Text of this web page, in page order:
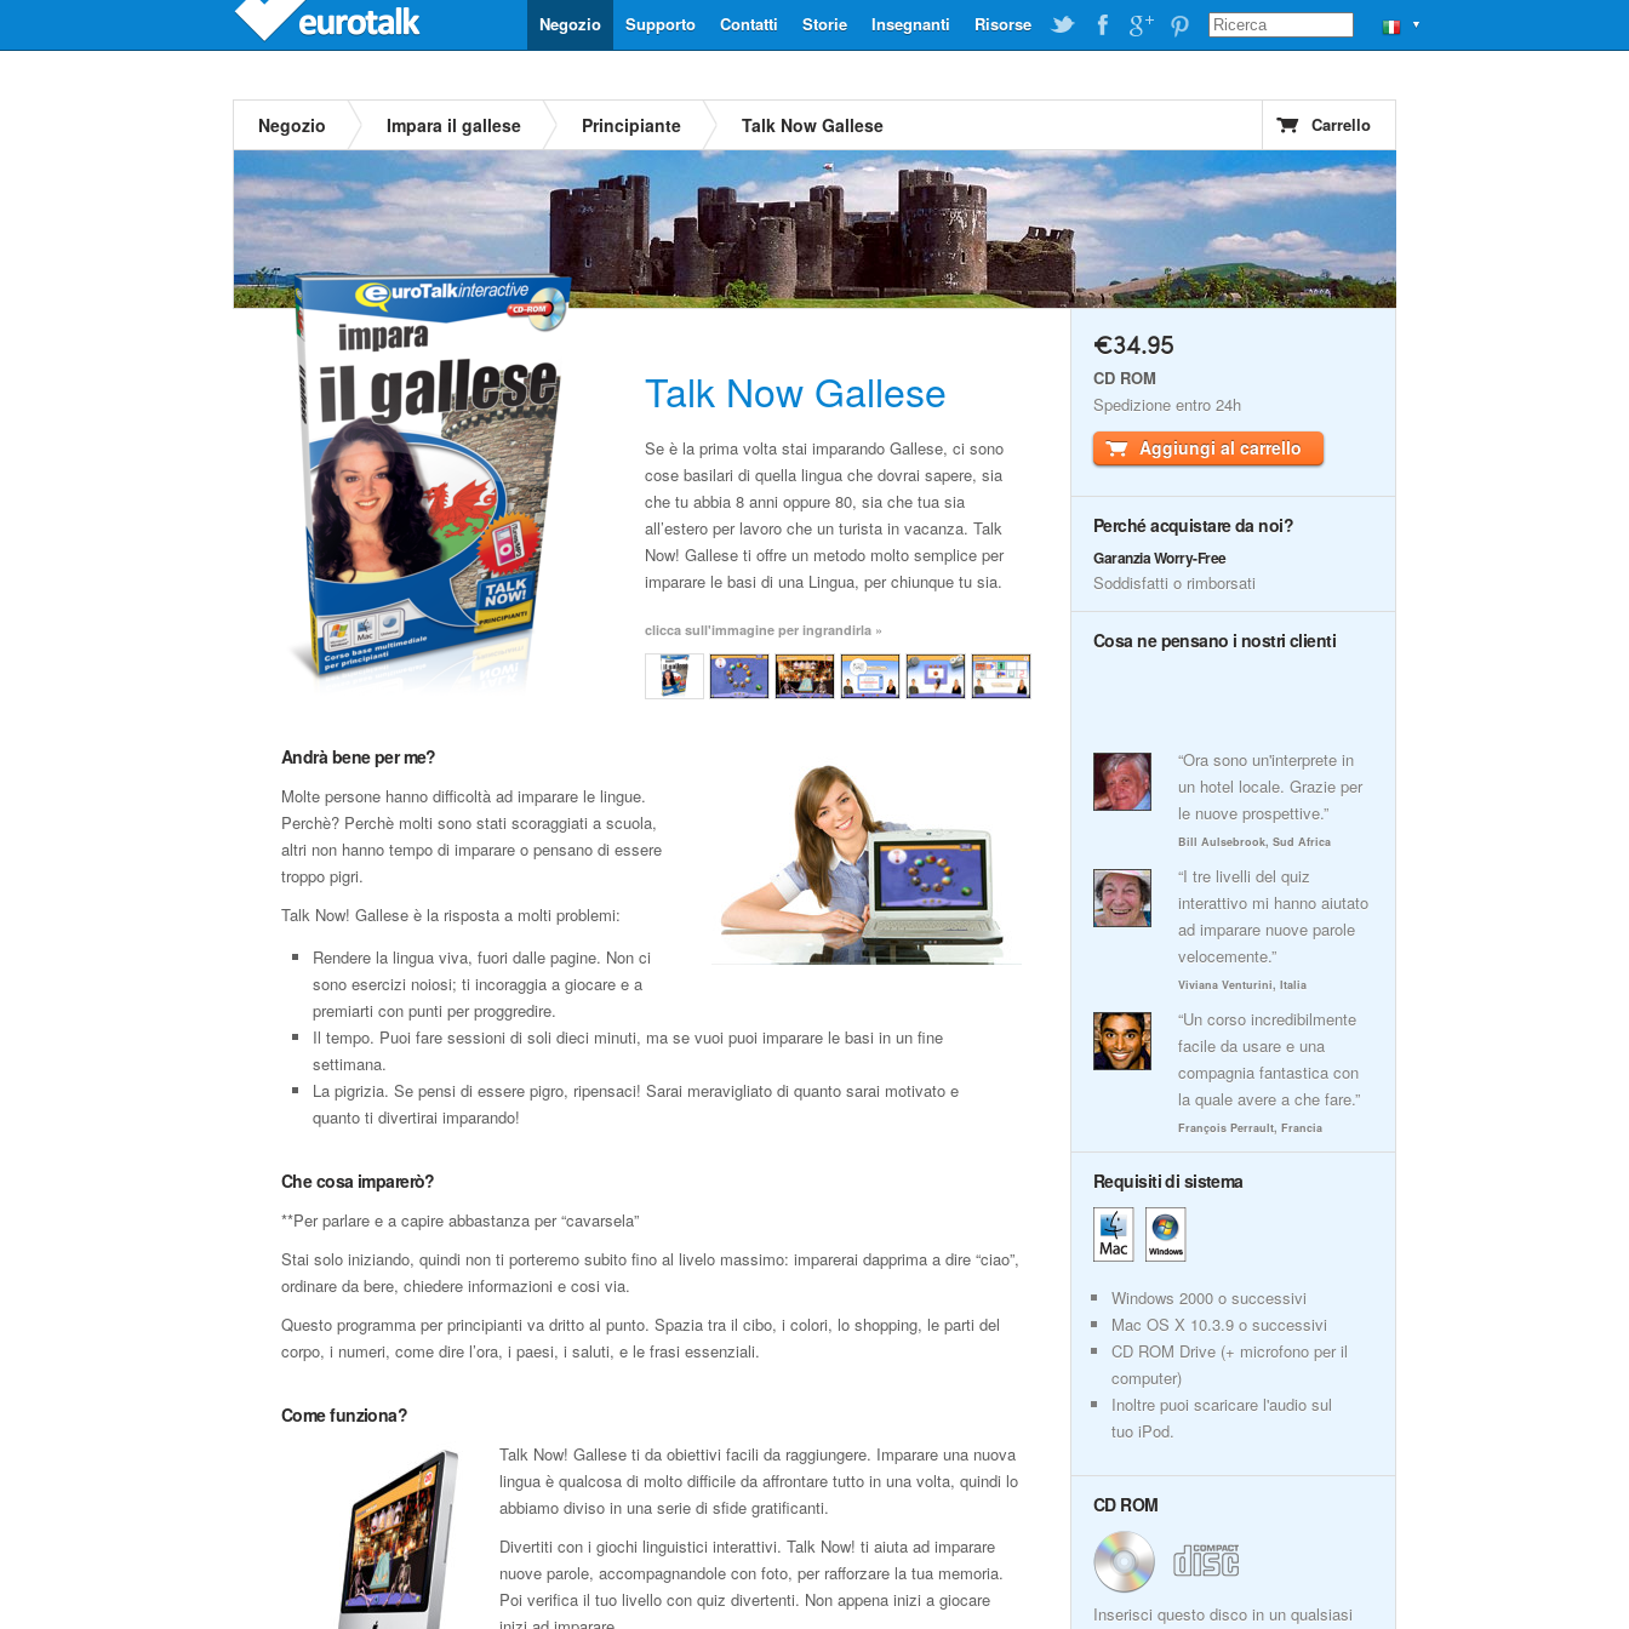
▼
Risorse
Insegnanti
Storie
Contatti
Supporto
Negozio
Negozio Impara il gallese Principiante Talk Now Gallese Carrello
Talk Now Gallese
Se è la prima volta stai imparando Gallese, ci sono
cose basilari di quella lingua che dovrai sapere, sia
che tu abbia 8 anni oppure 80, sia che tua sia
all’estero per lavoro che un turista in vacanza. Talk
Now! Gallese ti offre un metodo molto semplice per
imparare le basi di una Lingua, per chiunque tu sia.
clicca sull'immagine per ingrandirla »
Andrà bene per me?
Molte persone hanno difficoltà ad imparare le lingue.
Perchè? Perchè molti sono stati scoraggiati a scuola,
altri non hanno tempo di imparare o pensano di essere
troppo pigri.
Talk Now! Gallese è la risposta a molti problemi:
Rendere la lingua viva, fuori dalle pagine. Non ci
sono esercizi noiosi; ti incoraggia a giocare e a
premiarti con punti per proggredire.
Il tempo. Puoi fare sessioni di soli dieci minuti, ma se vuoi puoi imparare le basi in un fine
settimana.
La pigrizia. Se pensi di essere pigro, ripensaci! Sarai meravigliato di quanto sarai motivato e
quanto ti divertirai imparando!
Che cosa imparerò?
**Per parlare e a capire abbastanza per “cavarsela”
Stai solo iniziando, quindi non ti porteremo subito fino al livelo massimo: imparerai dapprima a dire “ciao”,
ordinare da bere, chiedere informazioni e cosi via.
Questo programma per principianti va dritto al punto. Spazia tra il cibo, i colori, lo shopping, le parti del
corpo, i numeri, come dire l’ora, i paesi, i saluti, e le frasi essenziali.
Come funziona?
Talk Now! Gallese ti da obiettivi facili da raggiungere. Imparare una nuova
lingua è qualcosa di molto difficile da affrontare tutto in una volta, quindi lo
abbiamo diviso in una serie di sfide gratificanti.
Divertiti con i giochi linguistici interattivi. Talk Now! ti aiuta ad imparare
nuove parole, accompagnandole con foto, per rafforzare la tua memoria.
Poi verifica il tuo livello con quiz divertenti. Non appena inizi a giocare
€34.95
CD ROM
Spedizione entro 24h
Aggiungi al carrello
Perché acquistare da noi?
Garanzia Worry-Free
Soddisfatti o rimborsati
Cosa ne pensano i nostri clienti
“Ora sono un'interprete in
un hotel locale. Grazie per
le nuove prospettive.”
Bill Aulsebrook, Sud Africa
“I tre livelli del quiz
interattivo mi hanno aiutato
ad imparare nuove parole
velocemente.”
Viviana Venturini, Italia
“Un corso incredibilmente
facile da usare e una
compagnia fantastica con
la quale avere a che fare.”
François Perrault, Francia
Requisiti di sistema
Windows 2000 o successivi
Mac OS X 10.3.9 o successivi
CD ROM Drive (+ microfono per il
computer)
Inoltre puoi scaricare l'audio sul
tuo iPod.
CD ROM
Inserisci questo disco in un qualsiasi